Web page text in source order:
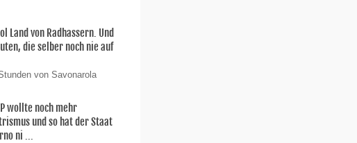
Land von Radhassern. Und
die selber noch nie auf
von Savonarola
wollte noch mehr
und so hat der Staat
ni ...